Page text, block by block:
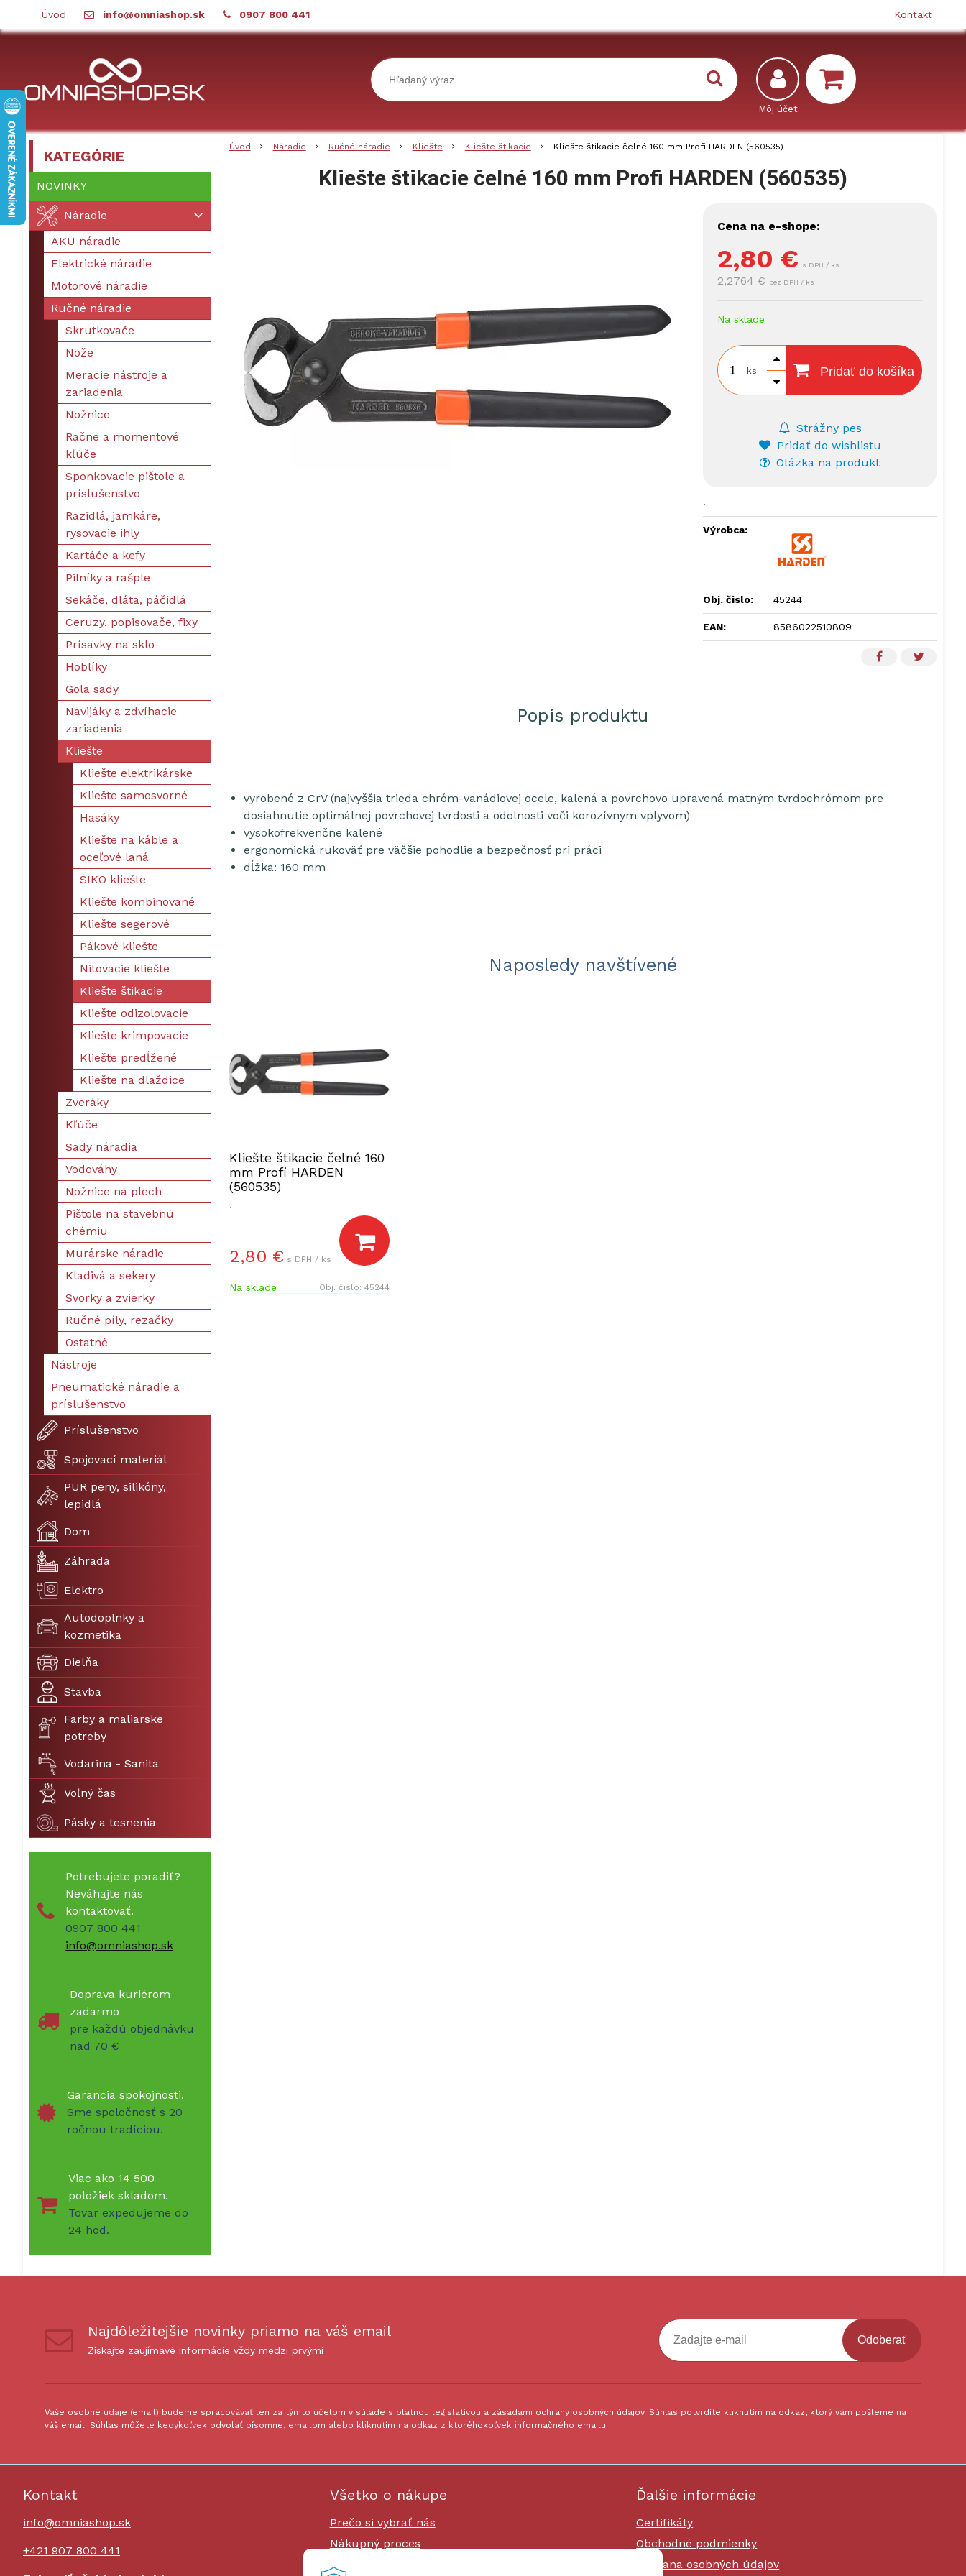
Úvod info@omniashop.sk 0907 800 441 Kontakt
Úvod Náradie Ručné náradie Kliešte Kliešte štikacie Kliešte štikacie čelné 160 mm Profi HARDEN (560535)
Kliešte štikacie čelné 160 mm Profi HARDEN (560535)
Cena na e-shope:
2,80 € s DPH / ks
2,2764 € bez DPH / ks
Na sklade
ks Pridať do košíka
Strážny pes
Pridať do wishlistu
Otázka na produkt
.
Výrobca:
Obj. čislo: 45244
EAN: 8586022510809
Popis produktu
vyrobené z CrV (najvyššia trieda chróm-vanádiovej ocele, kalená a povrchovo upravená matným tvrdochrómom pre
dosiahnutie optimálnej povrchovej tvrdosti a odolnosti voči korozívnym vplyvom)
vysokofrekvenčne kalené
ergonomická rukoväť pre väčšie pohodlie a bezpečnosť pri práci
dĺžka: 160 mm
Naposledy navštívené
Kliešte štikacie čelné 160
mm Profi HARDEN
(560535)
.
2,80 € s DPH / ks
Na sklade Obj. čislo:45244
KATEGÓRIE
NOVINKY
Náradie
AKU náradie
Elektrické náradie
Motorové náradie
Ručné náradie
Skrutkovače
Nože
Meracie nástroje a
zariadenia
Nožnice
Račne a momentové
kľúče
Sponkovacie pištole a
príslušenstvo
Razidlá, jamkáre,
rysovacie ihly
Kartáče a kefy
Pilníky a rašple
Sekáče, dláta, páčidlá
Ceruzy, popisovače, fixy
Prísavky na sklo
Hoblíky
Gola sady
Navijáky a zdvíhacie
zariadenia
Kliešte
Kliešte elektrikárske
Kliešte samosvorné
Hasáky
Kliešte na káble a
oceľové laná
SIKO kliešte
Kliešte kombinované
Kliešte segerové
Pákové kliešte
Nitovacie kliešte
Kliešte štikacie
Kliešte odizolovacie
Kliešte krimpovacie
Kliešte predĺžené
Kliešte na dlaždice
Zveráky
Kľúče
Sady náradia
Vodováhy
Nožnice na plech
Pištole na stavebnú
chémiu
Murárske náradie
Kladivá a sekery
Svorky a zvierky
Ručné píly, rezačky
Ostatné
Nástroje
Pneumatické náradie a
príslušenstvo
Príslušenstvo
Spojovací materiál
PUR peny, silikóny,
lepidlá
Dom
Záhrada
Elektro
Autodoplnky a
kozmetika
Dielňa
Stavba
Farby a maliarske
potreby
Vodarina - Sanita
Voľný čas
Pásky a tesnenia
Potrebujete poradiť?
Neváhajte nás
kontaktovať.
0907 800 441
info@omniashop.sk
Doprava kuriérom
zadarmo
pre každú objednávku
nad 70 €
Garancia spokojnosti.
Sme spoločnosť s 20
ročnou tradíciou.
Viac ako 14 500
položiek skladom.
Tovar expedujeme do
24 hod.
Najdôležitejšie novinky priamo na váš email
Získajte zaujímavé informácie vždy medzi prvými
Odoberať
Vaše osobné údaje (email) budeme spracovávať len za týmto účelom v súlade s platnou legislatívou a zásadami ochrany osobných údajov. Súhlas potvrdíte kliknutím na odkaz, ktorý vám pošleme na
váš email. Súhlas môžete kedykoľvek odvolať písomne, emailom alebo kliknutím na odkaz z ktoréhokoľvek informačného emailu.
Kontakt
info@omniashop.sk
+421 907 800 441
Všetko o nákupe
Prečo si vybrať nás
Nákupný proces
Platby a doprava
Ďalšie informácie
Certifikáty
Obchodné podmienky
Ochrana osobných údajov